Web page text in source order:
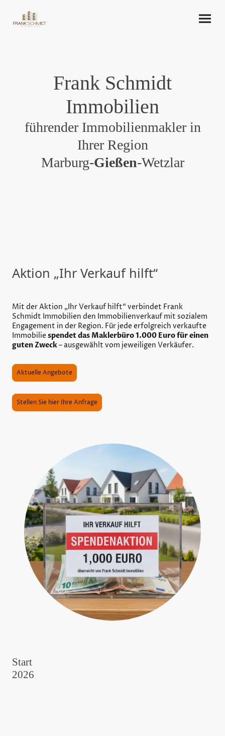
Frank Schmidt
Immobilien
führender Immobilienmakler in
Ihrer Region
Marburg-Gießen-Wetzlar
Aktion „Ihr Verkauf hilft“
Mit der Aktion „Ihr Verkauf hilft“ verbindet Frank
Schmidt Immobilien den Immobilienverkauf mit sozialem
Engagement in der Region. Für jede erfolgreich verkaufte
Immobiliespendet das Maklerbüro 1.000 Euro für einen
guten Zweck– ausgewählt vom jeweiligen Verkäufer.
Aktuelle Angebote
Stellen Sie hier Ihre Anfrage
Start
2026